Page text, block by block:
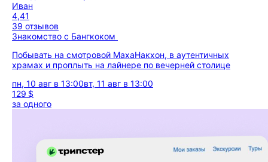
Иван
4,41
39 отзывов
Знакомство с Бангкоком
Побывать на смотровой МахаНакхон, в аутентичных
храмах и проплыть на лайнере по вечерней столице
пн, 10 авг в 13:00вт, 11 авг в 13:00
129 $
за одного